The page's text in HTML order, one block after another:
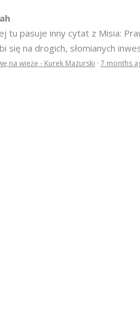
tu pasuje inny cytat z Misia:
się na drogich, słomianych
na wieżę - Kurek Mazurski · 7 months